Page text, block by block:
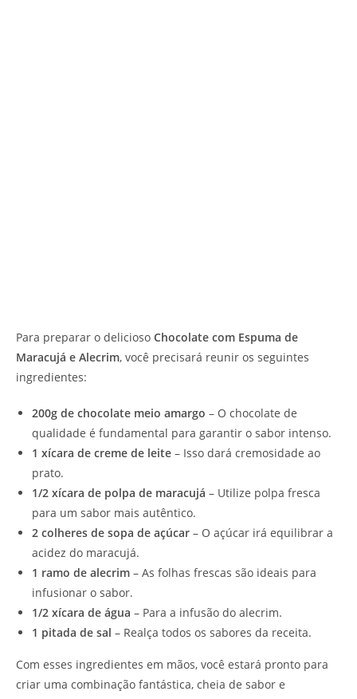
Para preparar o delicioso Chocolate com Espuma de
Maracujá e Alecrim, você precisará reunir os seguintes
ingredientes:
200g de chocolate meio amargo – O chocolate de
qualidade é fundamental para garantir o sabor intenso.
1 xícara de creme de leite – Isso dará cremosidade ao
prato.
1/2 xícara de polpa de maracujá – Utilize polpa fresca
para um sabor mais autêntico.
2 colheres de sopa de açúcar – O açúcar irá equilibrar a
acidez do maracujá.
1 ramo de alecrim – As folhas frescas são ideais para
infusionar o sabor.
1/2 xícara de água – Para a infusão do alecrim.
1 pitada de sal – Realça todos os sabores da receita.
Com esses ingredientes em mãos, você estará pronto para
criar uma combinação fantástica, cheia de sabor e